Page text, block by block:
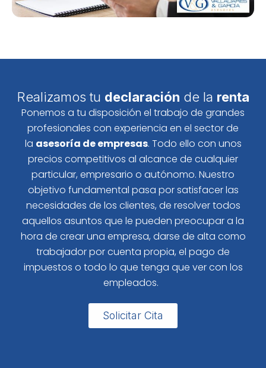
Realizamos tu declaración de la renta
Ponemos a tu disposición el trabajo de grandes
profesionales con experiencia en el sector de
la asesoría de empresas. Todo ello con unos
precios competitivos al alcance de cualquier
particular, empresario o autónomo. Nuestro
objetivo fundamental pasa por satisfacer las
necesidades de los clientes, de resolver todos
aquellos asuntos que le pueden preocupar a la
hora de crear una empresa, darse de alta como
trabajador por cuenta propia, el pago de
impuestos o todo lo que tenga que ver con los
empleados.
Solicitar Cita